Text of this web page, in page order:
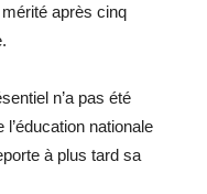
après cinq
n’a pas été
nationale
à plus tard sa